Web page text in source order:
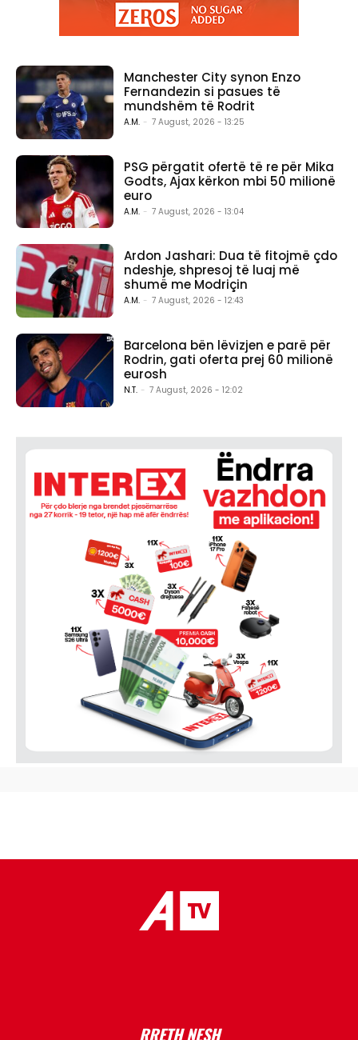
Manchester City synon Enzo
Fernandezin si pasues të
mundshëm të Rodrit
A.M. - 7 August, 2026 - 13:25
PSG përgatit ofertë të re për Mika
Godts, Ajax kërkon mbi 50 milionë
euro
A.M. - 7 August, 2026 - 13:04
Ardon Jashari: Dua të fitojmë çdo
ndeshje, shpresoj të luaj më
shumë me Modriçin
A.M. - 7 August, 2026 - 12:43
Barcelona bën lëvizjen e parë për
Rodrin, gati oferta prej 60 milionë
eurosh
N.T. - 7 August, 2026 - 12:02
RRETH NESH